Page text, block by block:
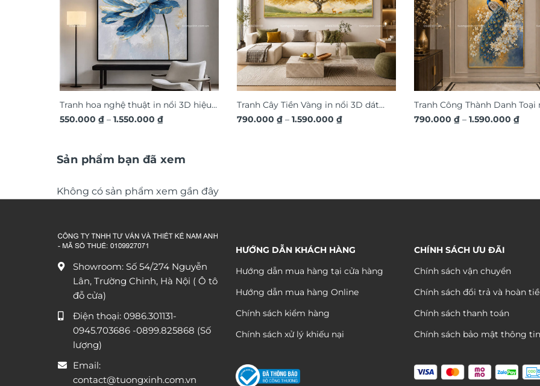
Tranh hoa nghệ thuật in nổi 3D hiệu
ứng dát vàng sang trọng TM011
550.000₫ – 1.550.000₫Khoảng
1.550.000 ₫
Tranh Cây Tiền Vàng in nổi 3D dát
vàng ánh kim sang trọng TM04
790.000₫ – 1.590.000₫Khoảng
Tranh Công Thành Danh Toại
hiệu ứng dát vàng sang trọng
790.000 ₫ – 1.590.000 ₫
Sản phẩm bạn đã xem
Không có sản phẩm xem gần đây
Showroom: Số 54/274 Nguyễn
Lân, Trường Chinh, Hà Nội ( Ô tô
đỗ cửa)
Điện thoại: 0986.301131-
0945.703686 -0899.825868 (Số
lượng)
Email:
contact@tuongxinh.com.vn
HƯỚNG DẪN KHÁCH HÀNG
Hướng dẫn mua hàng tại cửa hàng
Hướng dẫn mua hàng Online
Chính sách kiểm hàng
Chính sách xử lý khiếu nại
CHÍNH SÁCH ƯU ĐÃI
Chính sách vận chuyển
Chính sách đổi trả và hoàn
Chính sách thanh toán
Chính sách bảo mật thông tin